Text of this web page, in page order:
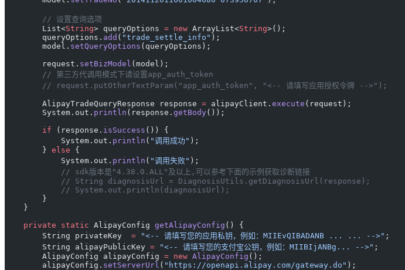
        // 设置查询选项
        List<
String> queryOptions = new ArrayList<String>();
        queryOptions.
add ( "trade_settle_info" );
        model.
setQueryOptions (queryOptions);
        request.
setBizModel (model);
        // 第三方代调用模式下请设置app_auth_token
        // request.putOtherTextParam("app_auth_token", "<-- 请填写应用授权令牌 -->");
        AlipayTradeQueryResponse response
= alipayClient. execute (request);
        System.out.
println (response. getBody());
        if
(response. isSuccess ()) {
            System.out.
println ( "调用成功" );
        }
else {
            System.out.
println ( "调用失败" );
            // sdk版本是"4.38.0.ALL"及以上,可以参考下面的示例获取诊断链接
            // String diagnosisUrl = DiagnosisUtils.getDiagnosisUrl(response);
            // System.out.println(diagnosisUrl);
        }
    }
    private
static AlipayConfig getAlipayConfig () {
        String privateKey
= "<-- 请填写您的应用私钥，例如：MIIEvQIBADANB ... ... -->" ;
        String alipayPublicKey
= "<-- 请填写您的支付宝公钥，例如：MIIBIjANBg... -->" ;
        AlipayConfig alipayConfig
= new AlipayConfig ();
        alipayConfig.
setServerUrl ( "https://openapi.alipay.com/gateway.do" );